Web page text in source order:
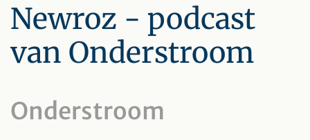
Newroz - podcast
van Onderstroom
Onderstroom